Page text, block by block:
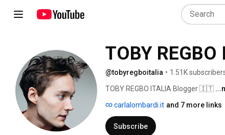
TOBY
@tobyregboitalia • 1.51K
TOBY REGBO ITALIA Blogger 🇮🇹
carlalombardi.it and 7 more links
Subscribe